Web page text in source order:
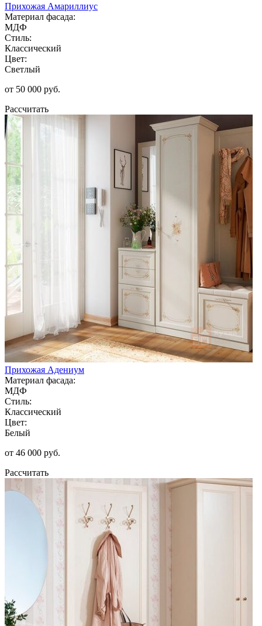
Прихожая Амариллиус
Материал фасада:
МДФ
Стиль:
Классический
Цвет:
Светлый
от 50 000 руб.
Рассчитать
Прихожая Адениум
Материал фасада:
МДФ
Стиль:
Классический
Цвет:
Белый
от 46 000 руб.
Рассчитать